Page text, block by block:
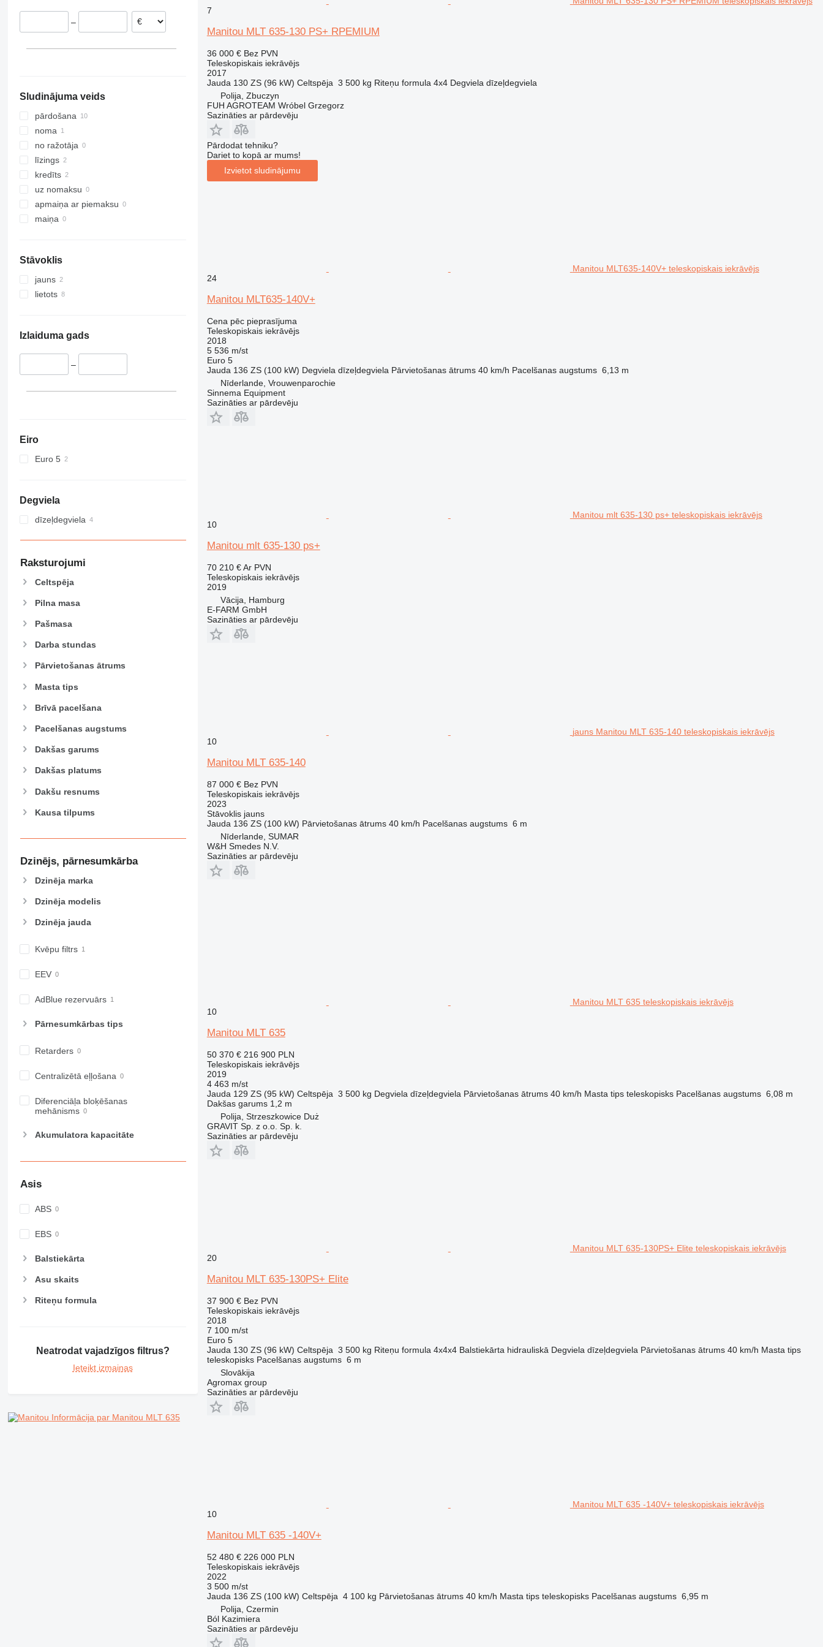
560MT 1135
MT 1235
MT 1440
MT 1740
MT 1840
Slovākija
Vācija
–
Sludinājuma veids
pārdošana
noma
no ražotāja
līzings
kredīts
uz nomaksu
apmaiņa ar piemaksu
maiņa
Stāvoklis
jauns
lietots
Izlaiduma gads
–
Eiro
Euro 5
Degviela
dīzeļdegviela
Raksturojumi
Celtspēja
Pilna masa
Pašmasa
Darba stundas
Pārvietošanas ātrums
Masta tips
Brīvā pacelšana
Pacelšanas augstums
Dakšas garums
Dakšas platums
Dakšu resnums
Kausa tilpums
Dzinējs, pārnesumkārba
Dzinēja marka
Dzinēja modelis
Dzinēja jauda
Kvēpu filtrs
EEV
AdBlue rezervuārs
Pārnesumkārbas tips
Retarders
Centralizētā eļļošana
Diferenciāļa bloķēšanas
mehānisms
Akumulatora kapacitāte
Asis
ABS
EBS
Balstiekārta
Asu skaits
Riteņu formula
Neatrodat vajadzīgos filtrus?
Ieteikt izmaiņas
Informācija par Manitou MLT 635
7
Manitou MLT 635-130 PS+ RPEMIUM
36 000 € Bez PVN
Teleskopiskais iekrāvējs
2017
Jauda 130 ZS (96 kW) Celtspēja 3 500 kg Riteņu formula 4x4 Degviela dīzeļdegviela
Polija, Zbuczyn
FUH AGROTEAM Wróbel Grzegorz
Sazināties ar pārdevēju
Pārdodat tehniku?
Dariet to kopā ar mums!
Izvietot sludinājumu
Manitou MLT635-140V+ teleskopiskais iekrāvējs
24
Manitou MLT635-140V+
Cena pēc pieprasījuma
Teleskopiskais iekrāvējs
2018
5 536 m/st
Euro 5
Jauda 136 ZS (100 kW) Degviela dīzeļdegviela Pārvietošanas ātrums 40 km/h Pacelšanas augstums 6,13 m
Nīderlande, Vrouwenparochie
Sinnema Equipment
Sazināties ar pārdevēju
Manitou mlt 635-130 ps+ teleskopiskais iekrāvējs
10
Manitou mlt 635-130 ps+
70 210 € Ar PVN
Teleskopiskais iekrāvējs
2019
Vācija, Hamburg
E-FARM GmbH
Sazināties ar pārdevēju
jauns Manitou MLT 635-140 teleskopiskais iekrāvējs
10
Manitou MLT 635-140
87 000 € Bez PVN
Teleskopiskais iekrāvējs
2023
Stāvoklisjauns
Jauda 136 ZS (100 kW) Pārvietošanas ātrums 40 km/h Pacelšanas augstums 6 m
Nīderlande, SUMAR
W&H Smedes N.V.
Sazināties ar pārdevēju
Manitou MLT 635 teleskopiskais iekrāvējs
10
Manitou MLT 635
50 370 € 216 900 PLN
Teleskopiskais iekrāvējs
2019
4 463 m/st
Jauda 129 ZS (95 kW) Celtspēja 3 500 kg Degviela dīzeļdegviela Pārvietošanas ātrums 40 km/h Masta tips teleskopisks Pacelšanas augstums 6,08 m
Dakšas garums 1,2 m
Polija, Strzeszkowice Duż
GRAVIT Sp. z o.o. Sp. k.
Sazināties ar pārdevēju
Manitou MLT 635-130PS+ Elite teleskopiskais iekrāvējs
20
Manitou MLT 635-130PS+ Elite
37 900 € Bez PVN
Teleskopiskais iekrāvējs
2018
7 100 m/st
Euro 5
Jauda 130 ZS (96 kW) Celtspēja 3 500 kg Riteņu formula 4x4x4 Balstiekārta hidrauliskā Degviela dīzeļdegviela Pārvietošanas ātrums 40 km/h Masta tips
teleskopisks Pacelšanas augstums 6 m
Slovākija
Agromax group
Sazināties ar pārdevēju
Manitou MLT 635 -140V+ teleskopiskais iekrāvējs
10
Manitou MLT 635 -140V+
52 480 € 226 000 PLN
Teleskopiskais iekrāvējs
2022
3 500 m/st
Jauda 136 ZS (100 kW) Celtspēja 4 100 kg Pārvietošanas ātrums 40 km/h Masta tips teleskopisks Pacelšanas augstums 6,95 m
Polija, Czermin
Ból Kazimiera
Sazināties ar pārdevēju